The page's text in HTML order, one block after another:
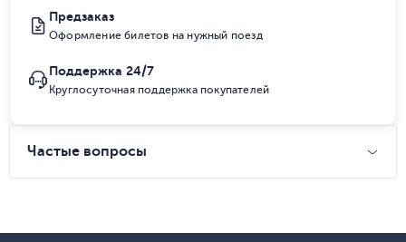
Предзаказ
Оформление билетов на нужный поезд
Поддержка 24/7
Круглосуточная поддержка покупателей
Частые вопросы